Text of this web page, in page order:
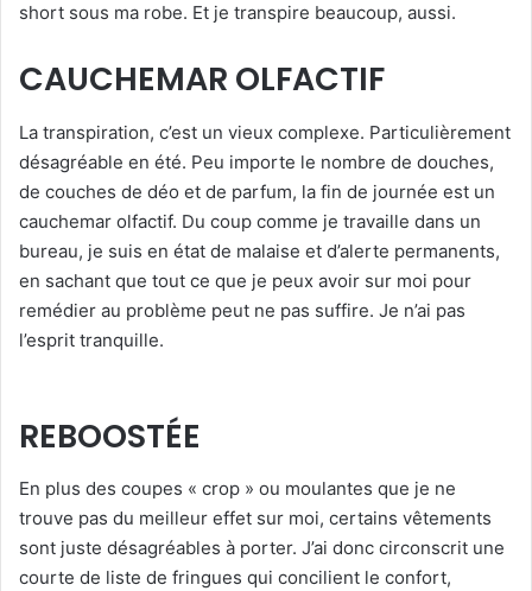
short sous ma robe. Et je transpire beaucoup, aussi.
CAUCHEMAR OLFACTIF
La transpiration, c’est un vieux complexe. Particulièrement
désagréable en été. Peu importe le nombre de douches,
de couches de déo et de parfum, la fin de journée est un
cauchemar olfactif. Du coup comme je travaille dans un
bureau, je suis en état de malaise et d’alerte permanents,
en sachant que tout ce que je peux avoir sur moi pour
remédier au problème peut ne pas suffire. Je n’ai pas
l’esprit tranquille.
REBOOSTÉE
En plus des coupes « crop » ou moulantes que je ne
trouve pas du meilleur effet sur moi, certains vêtements
sont juste désagréables à porter. J’ai donc circonscrit une
courte de liste de fringues qui concilient le confort,